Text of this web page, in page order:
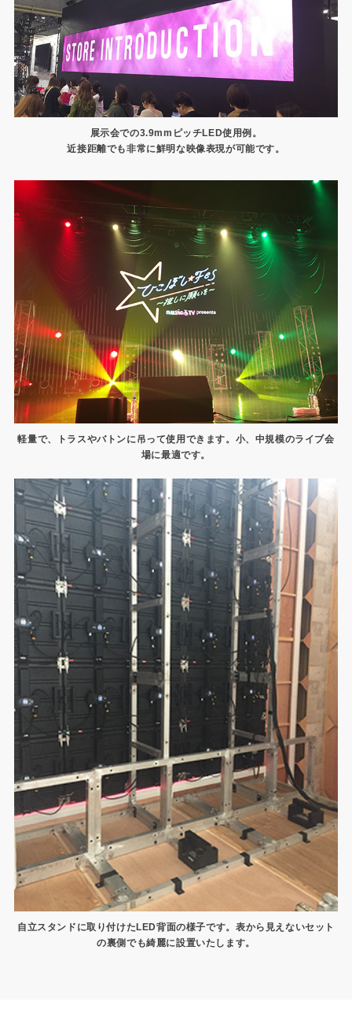
展示会での3.9mmピッチLED使用例。
近接距離でも非常に鮮明な映像表現が可能です。
軽量で、トラスやバトンに吊って使用できます。 小、中規模のライブ会
場に最適です。
自立スタンドに取り付けたLED背面の様子です。 表から見えないセット
の裏側でも綺麗に設置いたします。